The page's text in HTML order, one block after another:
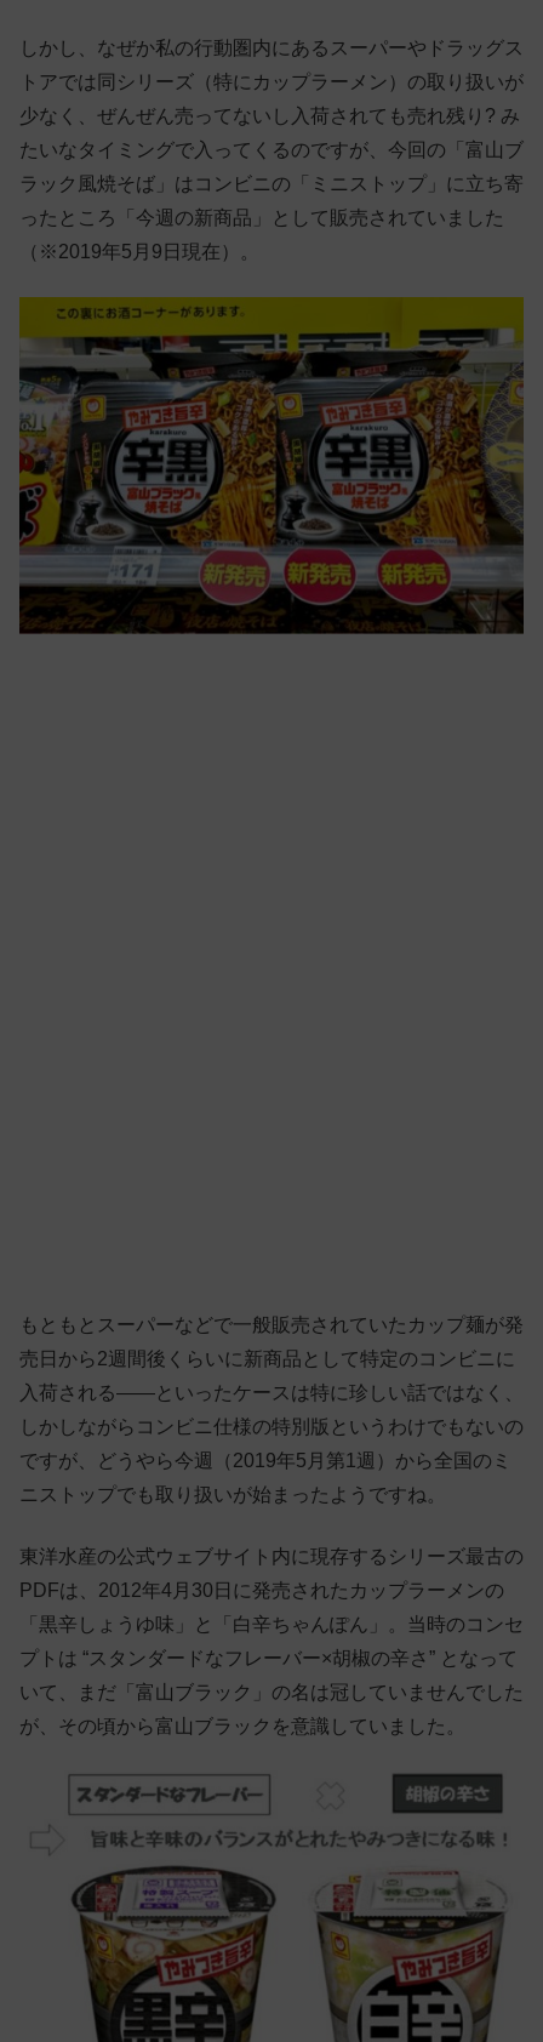
しかし、なぜか私の行動圏内にあるスーパーやドラッグス
トアでは同シリーズ（特にカップラーメン）の取り扱いが
少なく、ぜんぜん売ってないし入荷されても売れ残り? み
たいなタイミングで入ってくるのですが、今回の「富山ブ
ラック風焼そば」はコンビニの「ミニストップ」に立ち寄
ったところ「今週の新商品」として販売されていました
（※2019年5月9日現在）。
もともとスーパーなどで一般販売されていたカップ麺が発
売日から2週間後くらいに新商品として特定のコンビニに
入荷される——といったケースは特に珍しい話ではなく、
しかしながらコンビニ仕様の特別版というわけでもないの
ですが、どうやら今週（2019年5月第1週）から全国のミ
ニストップでも取り扱いが始まったようですね。
東洋水産の公式ウェブサイト内に現存するシリーズ最古の
PDFは、2012年4月30日に発売されたカップラーメンの
「黒辛しょうゆ味」と「白辛ちゃんぽん」。当時のコンセ
プトは “スタンダードなフレーバー×胡椒の辛さ” となって
いて、まだ「富山ブラック」の名は冠していませんでした
が、その頃から富山ブラックを意識していました。